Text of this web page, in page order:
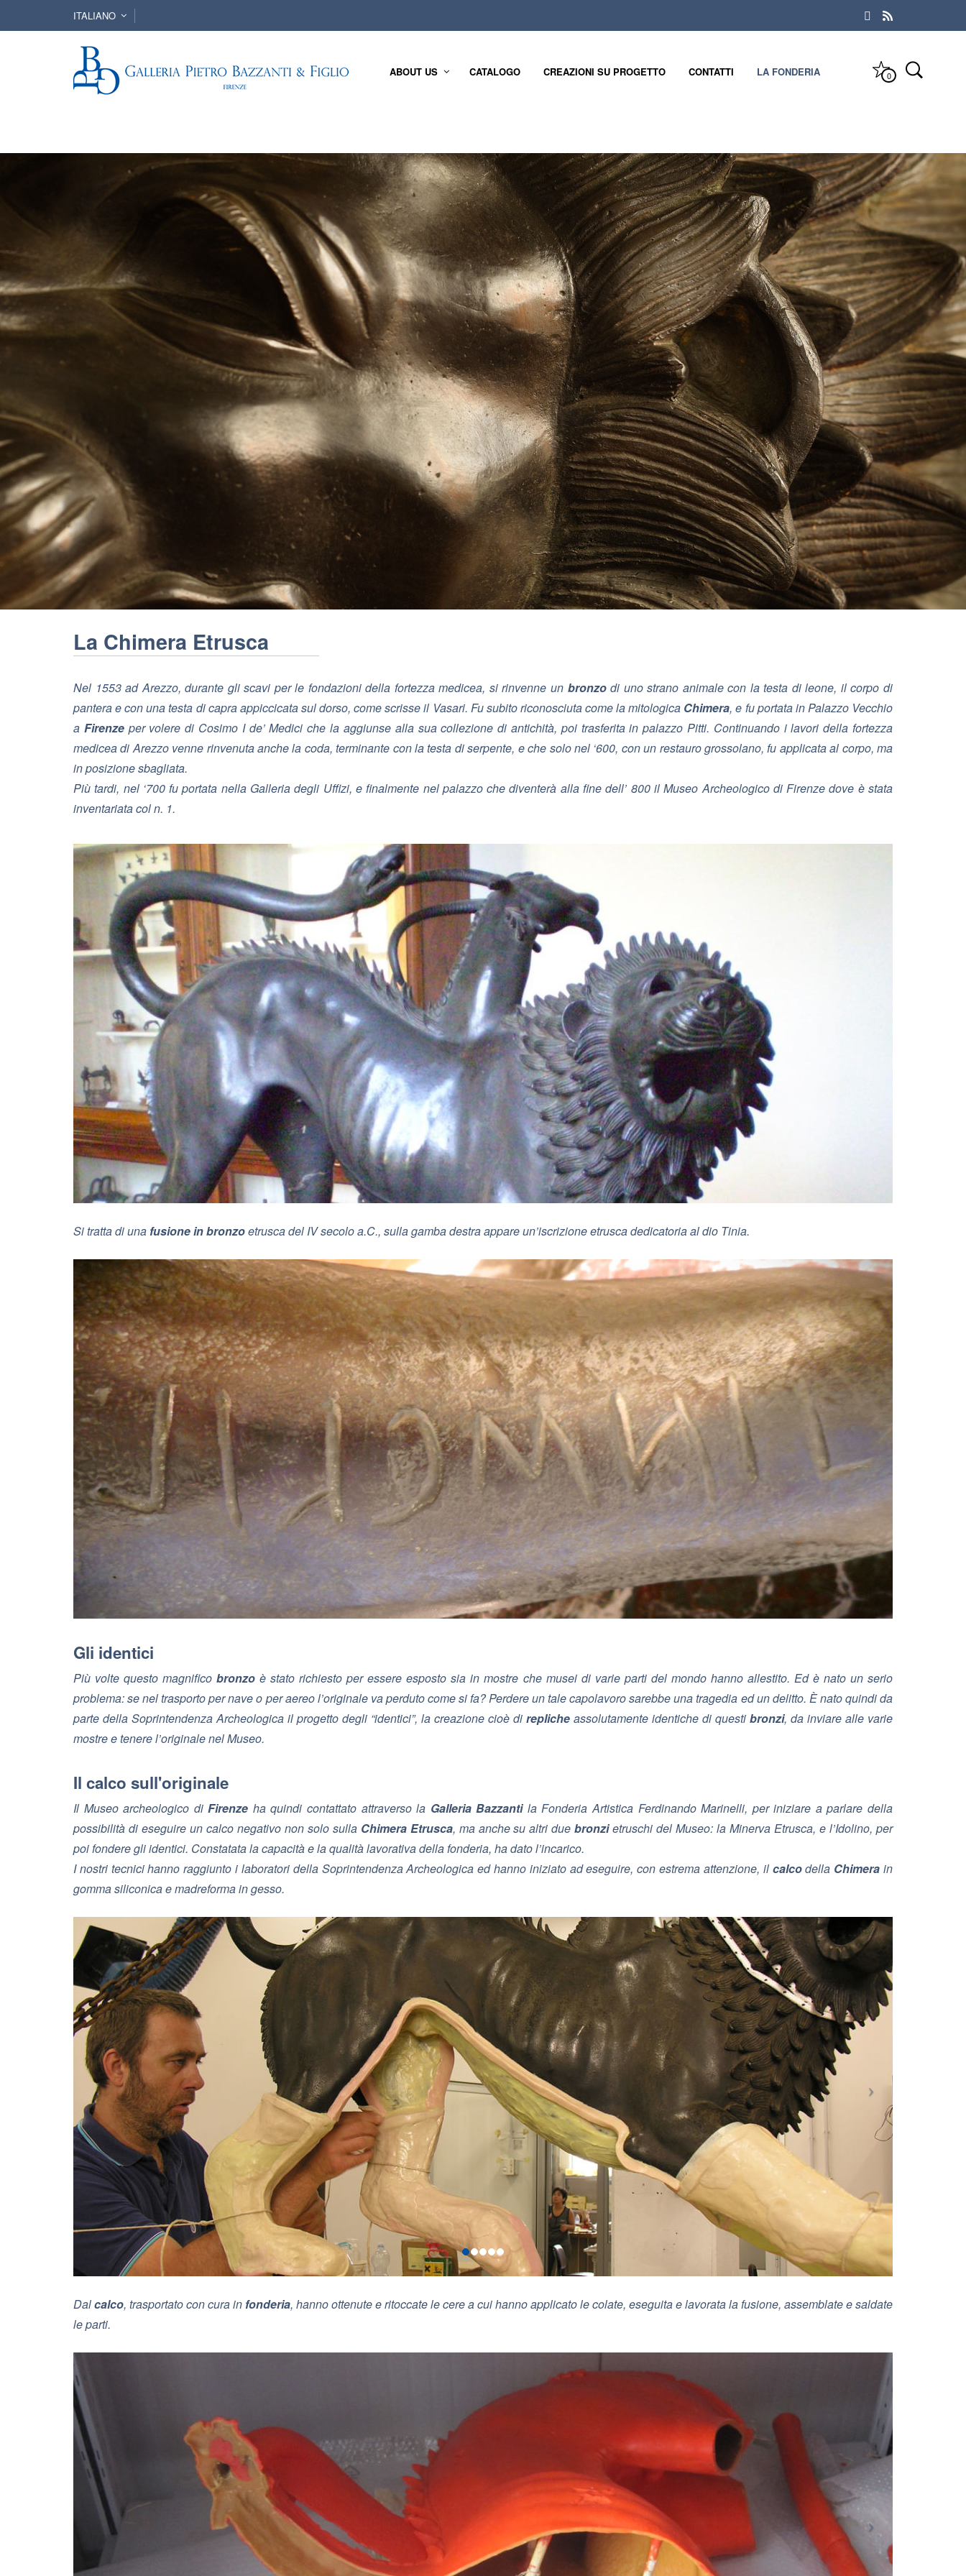
ITALIANO
ABOUT US CATALOGO CREAZIONI SU PROGETTO CONTATTI LA FONDERIA 0
La Chimera Etrusca
Nel 1553 ad Arezzo, durante gli scavi per le fondazioni della fortezza medicea, si rinvenne un bronzodi uno strano animale con la testa di leone, il corpo di
pantera e con una testa di capra appiccicata sul dorso, come scrisse il Vasari. Fu subito riconosciuta come la mitologica Chimera, e fu portata in Palazzo Vecchio
a Firenzeper volere di Cosimo I de’ Medici che la aggiunse alla sua collezione di antichità, poi trasferita in palazzo Pitti. Continuando i lavori della fortezza
medicea di Arezzo venne rinvenuta anche la coda, terminante con la testa di serpente, e che solo nel ‘600, con un restauro grossolano, fu applicata al corpo, ma
in posizione sbagliata.
Più tardi, nel ‘700 fu portata nella Galleria degli Uffizi, e finalmente nel palazzo che diventerà alla fine dell’ 800 il Museo Archeologico di Firenze dove è stata
inventariata col n. 1.
Si tratta di una fusione in bronzoetrusca del IV secolo a.C., sulla gamba destra appare un’iscrizione etrusca dedicatoria al dio Tinia.
Gli identici
Più volte questo magnificobronzo è stato richiesto per essere esposto sia in mostre che musei di varie parti del mondo hanno allestito. Ed è nato un serio
problema: se nel trasporto per nave o per aereo l’originale va perduto come si fa? Perdere un tale capolavoro sarebbe una tragedia ed un delitto. È nato quindi da
parte della Soprintendenza Archeologica il progetto degli “identici”, la creazione cioè di repliche assolutamente identiche di questi bronzi, da inviare alle varie
mostre e tenere l’originale nel Museo.
Il calco sull'originale
Il Museo archeologico diFirenze ha quindi contattato attraverso la Galleria BazzantilaFonderia Artistica Ferdinando Marinelli, per iniziare a parlare della
possibilità di eseguire un calco negativo non solo sulla Chimera Etrusca, ma anche su altri duebronzietruschi del Museo: laMinerva Etrusca, e l’Idolino, per
poi fondere gli identici. Constatata la capacità e la qualità lavorativa della fonderia, ha dato l’incarico.
I nostri tecnici hanno raggiunto i laboratori della Soprintendenza Archeologica ed hanno iniziato ad eseguire, con estrema attenzione, il calcodella Chimera in
gomma siliconica e madreforma in gesso.
Dalcalco, trasportato con cura in fonderia, hanno ottenute e ritoccate le cere a cui hanno applicato le colate, eseguita e lavorata la fusione, assemblate e saldate
le parti.